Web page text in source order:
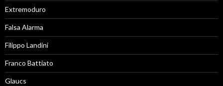
Extremoduro
Falsa Alarma
Filippo Landini
Franco Battiato
Glaucs